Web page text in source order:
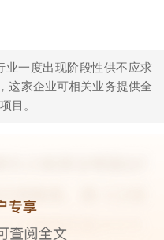
业一度出现阶段性供不应求
这家企业可相关业务提供全
目。